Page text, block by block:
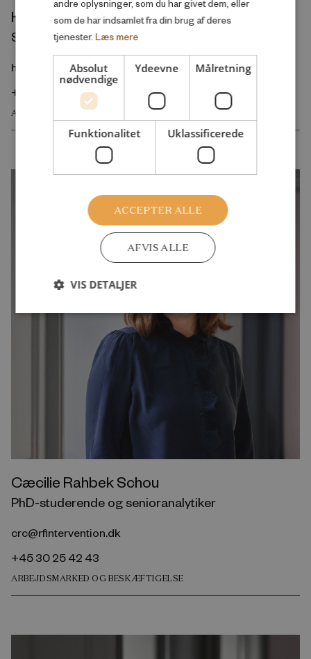
Helene Wind Barsøe
Senioranalytiker
hwf@rfintervention.dk
+45 28 18 96 03
ARBEJDSMARKED OG BESKÆFTIGELSE
Cæcilie Rahbek Schou
PhD-studerende og senioranalytiker
crc@rfintervention.dk
+45 30 25 42 43
ARBEJDSMARKED OG BESKÆFTIGELSE
andre oplysninger, som du har givet dem, eller
som de har indsamlet fra din brug af deres
tjenester. Læs mere
Absolut
nødvendige
Ydeevne Målretning
Funktionalitet Uklassificerede
ACCEPTER ALLE
AFVIS ALLE
VIS DETALJER